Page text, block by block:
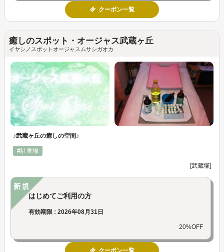
クーポン一覧
癒しのスポット・オージャス武蔵ヶ丘
イヤシノスポットオージャスムサシガオカ
♪武蔵ヶ丘の癒しの空間♪
#駐車場
[武蔵塚]
新規
はじめてご利用の方
有効期限 : 2026年08月31日
20%OFF
クーポン一覧